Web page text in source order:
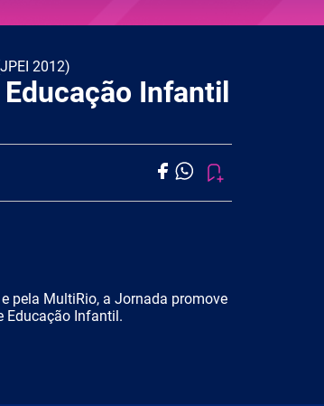
2012)
Infantil
pela MultiRio, a Jornada promove
Educação Infantil.